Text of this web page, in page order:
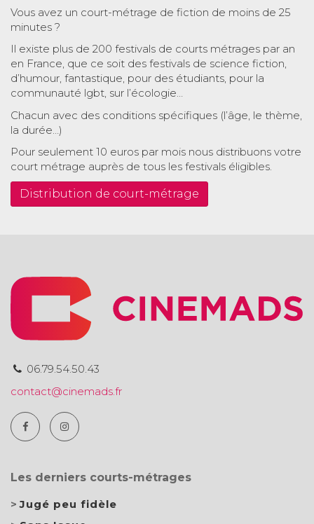
Vous avez un court-métrage de fiction de moins de 25
minutes ?
Il existe plus de 200 festivals de courts métrages par an
en France, que ce soit des festivals de science fiction,
d’humour, fantastique, pour des étudiants, pour la
communauté lgbt, sur l’écologie…
Chacun avec des conditions spécifiques (l’âge, le thème,
la durée…)
Pour seulement 10 euros par mois nous distribuons votre
court métrage auprès de tous les festivals éligibles.
Distribution de court-métrage
06.79.54.50.43
contact@cinemads.fr
Les derniers courts-métrages
Jugé peu fidèle